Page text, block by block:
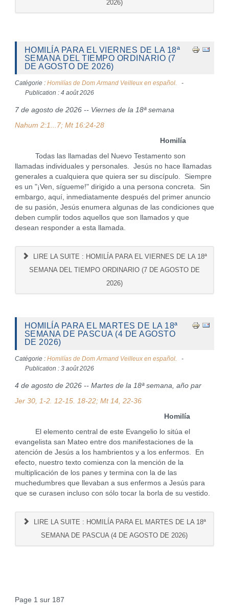
2026)
HOMILÍA PARA EL VIERNES DE LA 18ª
SEMANA DEL TIEMPO ORDINARIO (7
DE AGOSTO DE 2026)
Catégorie : Homilías de Dom Armand Veilleux en español.
Publication : 4 août 2026
7 de agosto de 2026 -- Viernes de la 18ª semana
Nahum 2:1...7; Mt 16:24-28
Homilía
Todas las llamadas del Nuevo Testamento son
llamadas individuales y personales. Jesús no hace llamadas
generales a cualquiera que quiera ser su discípulo. Siempre
es un "¡Ven, sígueme!" dirigido a una persona concreta. Sin
embargo, aquí, inmediatamente después del primer anuncio
de su pasión, Jesús enumera algunas de las condiciones que
deben cumplir todos aquellos que son llamados y que
desean responder a esta llamada.
LIRE LA SUITE : HOMILÍA PARA EL VIERNES DE LA 18ª
SEMANA DEL TIEMPO ORDINARIO (7 DE AGOSTO DE
2026)
HOMILÍA PARA EL MARTES DE LA 18ª
SEMANA DE PASCUA (4 DE AGOSTO
DE 2026)
Catégorie : Homilías de Dom Armand Veilleux en español.
Publication : 3 août 2026
4 de agosto de 2026 -- Martes de la 18ª semana, año par
Jer 30, 1-2. 12-15. 18-22; Mt 14, 22-36
Homilía
El elemento central de este Evangelio lo sitúa el
evangelista san Mateo entre dos manifestaciones de la
atención de Jesús a los hambrientos y a los enfermos. En
efecto, nuestro texto comienza con la mención de la
multiplicación de los panes y termina con la de las
muchedumbres que llevaban a sus enfermos a Jesús para
que se curasen incluso con sólo tocar la borla de su vestido.
LIRE LA SUITE : HOMILÍA PARA EL MARTES DE LA 18ª
SEMANA DE PASCUA (4 DE AGOSTO DE 2026)
Page 1 sur 187